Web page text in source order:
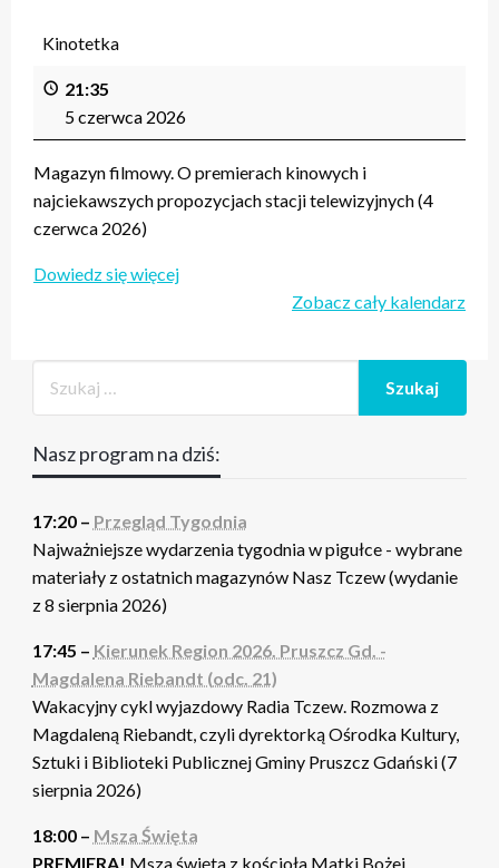
Kinotetka
21:35
5 czerwca 2026
Magazyn filmowy. O premierach kinowych i
najciekawszych propozycjach stacji telewizyjnych (4
czerwca 2026)
Dowiedz się więcej
Zobacz cały kalendarz
Nasz program na dziś:
17:20 – Przegląd Tygodnia
Najważniejsze wydarzenia tygodnia w pigułce - wybrane
materiały z ostatnich magazynów Nasz Tczew (wydanie
z 8 sierpnia 2026)
17:45 – Kierunek Region 2026. Pruszcz Gd. -
Magdalena Riebandt (odc. 21)
Wakacyjny cykl wyjazdowy Radia Tczew. Rozmowa z
Magdaleną Riebandt, czyli dyrektorką Ośrodka Kultury,
Sztuki i Biblioteki Publicznej Gminy Pruszcz Gdański (7
sierpnia 2026)
18:00 – Msza Święta
PREMIERA! Msza święta z kościoła Matki Bożej